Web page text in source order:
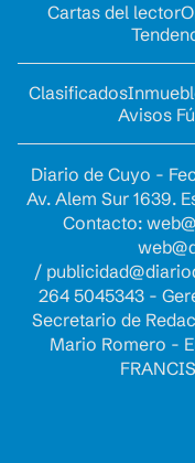
Cartas del lector
Clasificados
Avisos
Diario de Cuyo -
Av. Alem Sur 1639.
Contacto:
/
264 5045343 -
Secretario de
Mario Romero -